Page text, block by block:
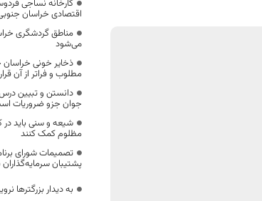
کارخانه نساجی
اقتصادی خراسان
مناطق گردشگری
می‌شود
ذخایر خونی
مطلوب و فراتر از آن
دانستن و تبیین
جوان جزو ضروریات
شیعه و سنی باید در
مظلوم کمک کنند
تصمیمات شورای
پشتیبان
به دیدار بزرگترها